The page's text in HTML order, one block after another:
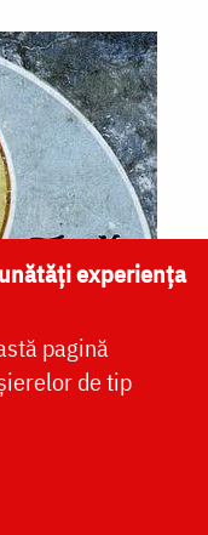
experiența
pagină
de tip